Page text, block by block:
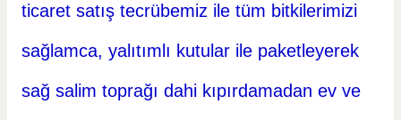
ticaret satış tecrübemiz ile tüm bitkilerimizi
sağlamca, yalıtımlı kutular ile paketleyerek
sağ salim toprağı dahi kıpırdamadan ev ve